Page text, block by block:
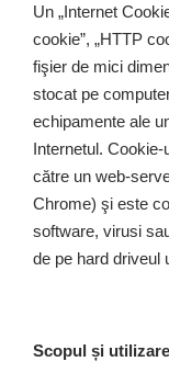
Un „Internet
cookie”, „HTTP
fişier de mici
stocat pe
echipamente ale
Internetul.
către un web-
Chrome) şi este
software, virusi
de pe hard driveul
Scopul și